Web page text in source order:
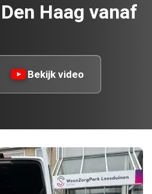
Haag vanaf
Bekijk video